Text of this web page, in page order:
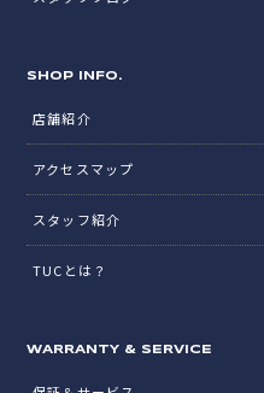
SHOP INFO.
店舗紹介
アクセスマップ
スタッフ紹介
TUCとは？
WARRANTY & SERVICE